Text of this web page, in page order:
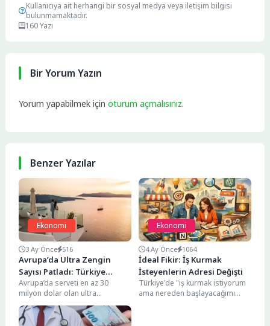
Kullanıcıya ait herhangi bir sosyal medya veya iletişim bilgisi
bulunmamaktadır.
160 Yazı
Bir Yorum Yazın
Yorum yapabilmek içinoturum açmalısınız.
Benzer Yazılar
Ekonomi
3 Ay Önce 516
Avrupa’da Ultra Zengin
Sayısı Patladı: Türkiye
Zirveye Yaklaştı
Avrupa’da serveti en az 30
milyon dolar olan ultra
zenginlerin sayısı son yıllarda
dikkat çekici...
Ekonomi
4 Ay Önce 1064
İdeal Fikir: İş Kurmak
İsteyenlerin Adresi Değişti
Türkiye'de "iş kurmak istiyorum
ama nereden başlayacağımı